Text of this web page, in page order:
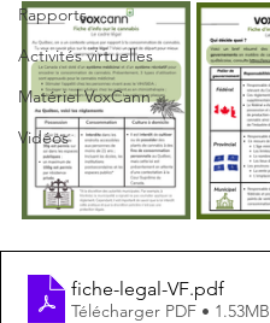
Rapports
Activités virtuelles
Matériel VoxCann
Vidéos
fiche-legal-VF.pdf
Télécharger PDF • 1.53MB